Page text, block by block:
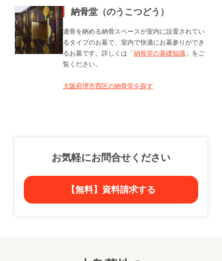
納骨堂（のうこつどう）
遺骨を納める納骨スペースが室内に設置されてい
るタイプのお墓で、室内で快適にお墓参りができ
るお墓です。詳しくは「納骨堂の基礎知識 」をご
覧ください。
大阪府堺市西区の納骨堂を探す
お気軽にお問合せください
【無料】資料請求する